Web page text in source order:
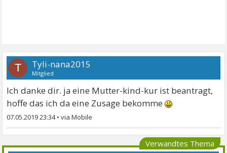
T Tyli-nana2015
Mitglied
Ich danke dir. ja eine Mutter-kind-kur ist beantragt,
hoffe das ich da eine Zusage bekomme
07.05.2019 23:34•
Verwandtes Thema